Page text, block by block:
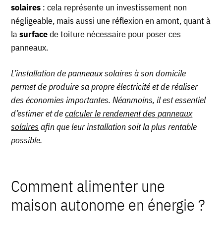
solaires : cela représente un investissement non
négligeable, mais aussi une réflexion en amont, quant à
lasurfacede toiture nécessaire pour poser ces
panneaux.
L’installation de panneaux solaires à son domicile
permet de produire sa propre électricité et de réaliser
des économies importantes. Néanmoins, il est essentiel
d’estimer et decalculer le rendement des panneaux
solaires afin que leur installation soit la plus rentable
possible.
Comment alimenter une
maison autonome en énergie ?